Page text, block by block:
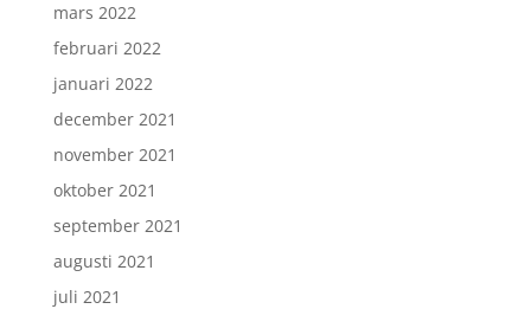
mars 2022
februari 2022
januari 2022
december 2021
november 2021
oktober 2021
september 2021
augusti 2021
juli 2021